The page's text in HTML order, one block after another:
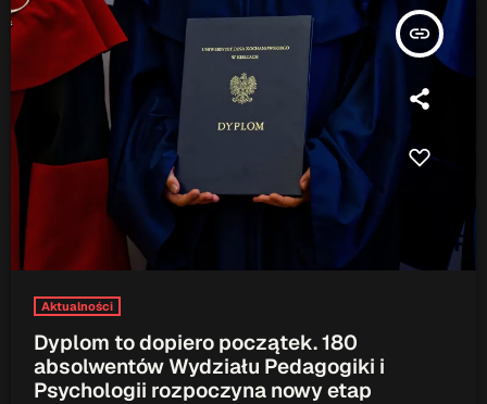
Serwis Informacyjny
19:00 - 19:05
TOP CHART
insert_link
Aktualności
Dyplom to dopiero początek. 180
absolwentów Wydziału Pedagogiki i
Psychologii rozpoczyna nowy etap